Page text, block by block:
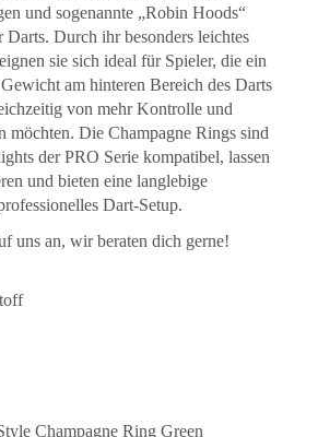
und sogenannte „Robin Hoods“
Durch ihr besonders leichtes
sie sich ideal für Spieler, die ein
am hinteren Bereich des Darts
von mehr Kontrolle und
möchten. Die Champagne Rings sind
der PRO Serie kompatibel, lassen
und bieten eine langlebige
Dart-Setup.
uns an, wir beraten dich gerne!
Champagne Ring Green